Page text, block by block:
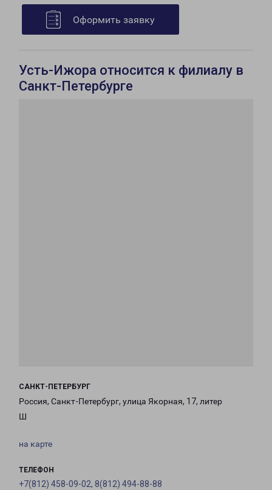
Оформить заявку
Усть-Ижора относится к филиалу в
Санкт-Петербурге
САНКТ-ПЕТЕРБУРГ
Россия, Санкт-Петербург, улица Якорная, 17, литер
Ш
на карте
ТЕЛЕФОН
+7(812) 458-09-02, 8(812) 494-88-88